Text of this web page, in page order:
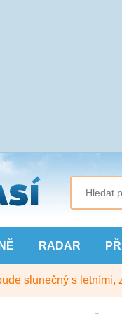
RADAR
slunečný s letními,